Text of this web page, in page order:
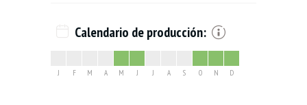
Calendario de producción:
J F M A M J J A S O N D